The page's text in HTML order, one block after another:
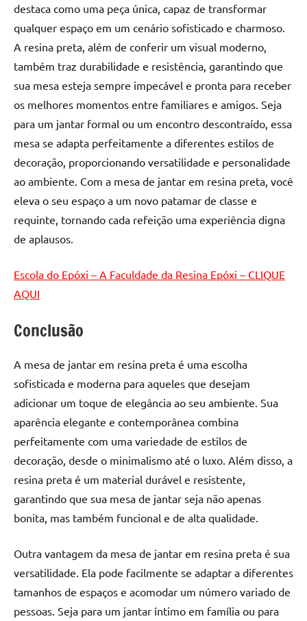
destaca como uma peça única, capaz de transformar
qualquer espaço em um cenário sofisticado e charmoso.
A resina preta, além de conferir um visual moderno,
também traz durabilidade e resistência, garantindo que
sua mesa esteja sempre impecável e pronta para receber
os melhores momentos entre familiares e amigos. Seja
para um jantar formal ou um encontro descontraído, essa
mesa se adapta perfeitamente a diferentes estilos de
decoração, proporcionando versatilidade e personalidade
ao ambiente. Com a mesa de jantar em resina preta, você
eleva o seu espaço a um novo patamar de classe e
requinte, tornando cada refeição uma experiência digna
de aplausos.
Escola do Epóxi – A Faculdade da Resina Epóxi – CLIQUE
AQUI
Conclusão
A mesa de jantar em resina preta é uma escolha
sofisticada e moderna para aqueles que desejam
adicionar um toque de elegância ao seu ambiente. Sua
aparência elegante e contemporânea combina
perfeitamente com uma variedade de estilos de
decoração, desde o minimalismo até o luxo. Além disso, a
resina preta é um material durável e resistente,
garantindo que sua mesa de jantar seja não apenas
bonita, mas também funcional e de alta qualidade.
Outra vantagem da mesa de jantar em resina preta é sua
versatilidade. Ela pode facilmente se adaptar a diferentes
tamanhos de espaços e acomodar um número variado de
pessoas. Seja para um jantar íntimo em família ou para